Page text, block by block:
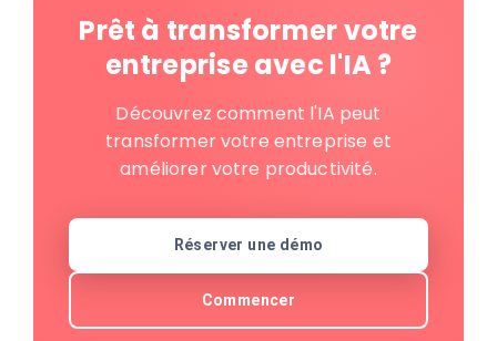
Prêt à transformer votre
entreprise avec l'IA ?
Découvrez comment l'IA peut
transformer votre entreprise et
améliorer votre productivité.
Réserver une démo
Commencer